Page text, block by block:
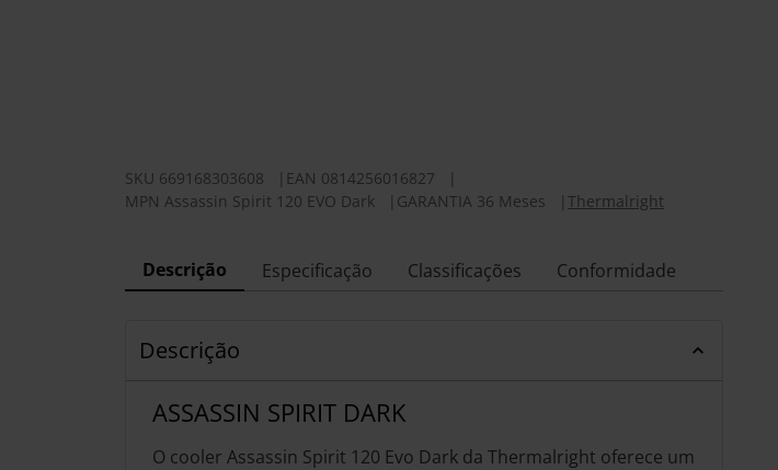
SKU 669168303608 EAN 0814256016827
MPN Assassin Spirit 120 EVO Dark GARANTIA 36 Meses Thermalright
Descrição Especificação Classificações Conformidade
Descrição
ASSASSIN SPIRIT DARK
O cooler Assassin Spirit 120 Evo Dark da Thermalright oferece um